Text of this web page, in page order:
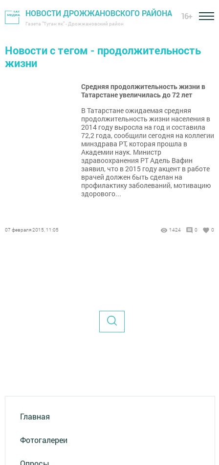
НОВОСТИ ДРОЖЖАНОВСКОГО РАЙОНА
Газета "Туган як" - Дрожжановский район
16+
Новости с тегом - продолжительность
жизни
Средняя продолжительность жизни в
Татарстане увеличилась до 72 лет
В Татарстане ожидаемая средняя
продолжительность жизни населения в
2014 году выросла на год и составила
72,2 года, сообщили сегодня на коллегии
минздрава РТ, которая прошла в
Академии наук. Министр
здравоохранения РТ Адель Вафин
заявил, что в 2015 году акцент в работе
врачей должен быть сделан на
профилактику заболеваний, мотивацию
здорового...
07 февраля 2015, 11:05 1424 0 0
Главная
Фотогалереи